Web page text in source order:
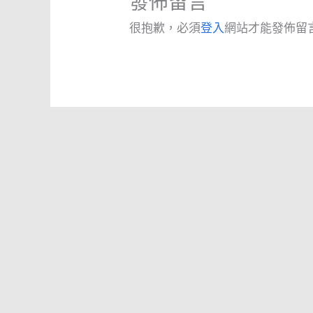
很抱歉，必須登入網站才能發佈留